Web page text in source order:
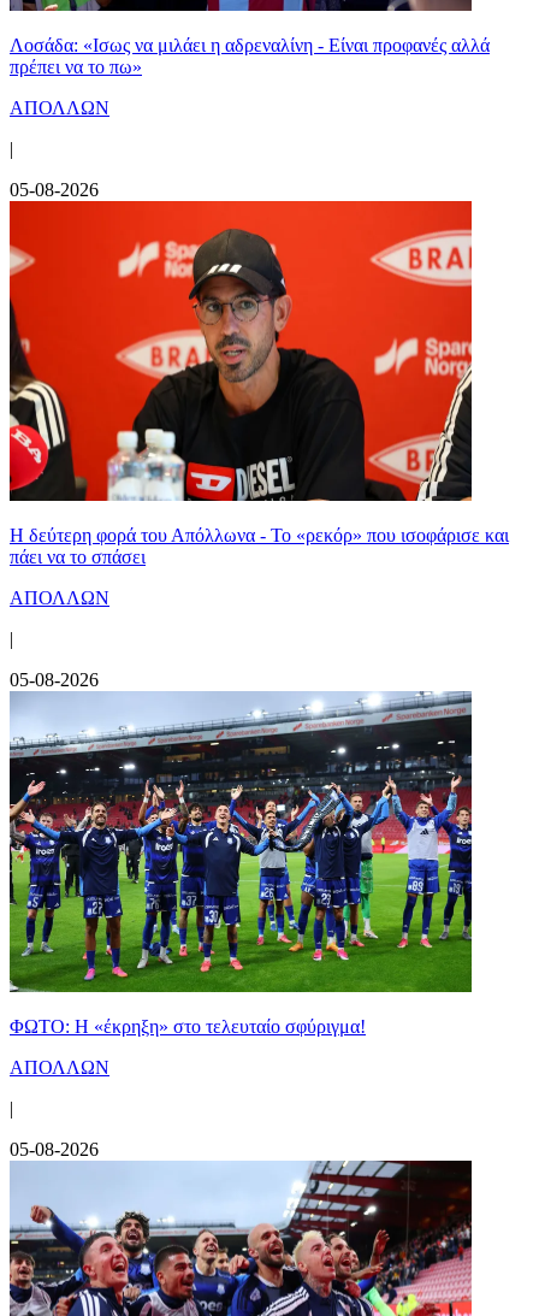
Λοσάδα: «Ισως να μιλάει η αδρεναλίνη - Είναι προφανές αλλά
πρέπει να το πω»
ΑΠΟΛΛΩΝ
|
05-08-2026
Η δεύτερη φορά του Απόλλωνα - Το «ρεκόρ» που ισοφάρισε και
πάει να το σπάσει
ΑΠΟΛΛΩΝ
|
05-08-2026
ΦΩΤΟ: Η «έκρηξη» στο τελευταίο σφύριγμα!
ΑΠΟΛΛΩΝ
|
05-08-2026